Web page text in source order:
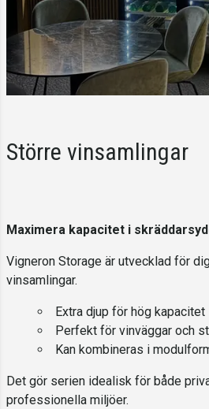
Större vinsamlingar
Maximera kapacitet i
Vigneron Storage är utvecklad för
vinsamlingar.
Extra djup för hög kapacitet
Perfekt för vinväggar och
Kan kombineras i
Det gör serien idealisk för både
professionella miljöer.